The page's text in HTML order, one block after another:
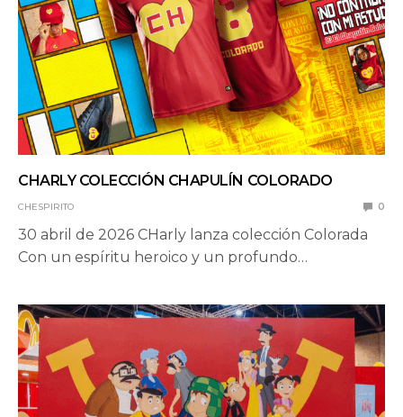
CHARLY COLECCIÓN CHAPULÍN COLORADO
CHESPIRITO 0
30 abril de 2026 CHarly lanza colección Colorada
Con un espíritu heroico y un profundo…